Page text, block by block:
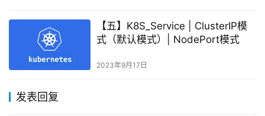
【五】K8S_Service | ClusterIP模
式（默认模式）| NodePort模式
2023年9月17日
发表回复